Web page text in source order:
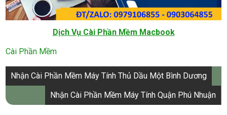
Dịch Vụ Cài Phần Mềm Macbook
Cài Phần Mềm
Điều
hướng
bài
Nhận Cài Phần Mềm Máy Tính Thủ Dầu Một Bình Dương
Nhận Cài Phần Mềm Máy Tính Quận Phú Nhuận